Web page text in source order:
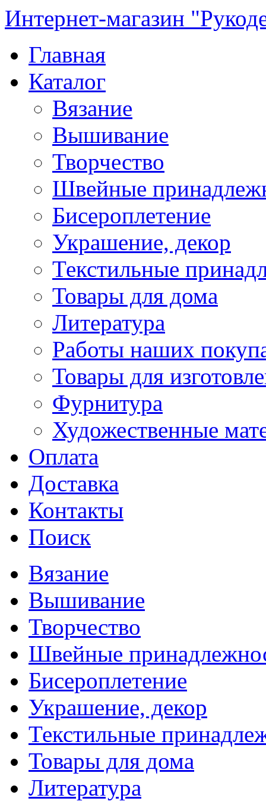
Интернет-магазин
Главная
Каталог
Вязание
Вышивание
Творчество
Швейные
Бисероплетение
Украшение, декор
Текстильные
Товары для дома
Литература
Работы наших
Товары для
Фурнитура
Художественные
Оплата
Доставка
Контакты
Поиск
Вязание
Вышивание
Творчество
Швейные
Бисероплетение
Украшение, декор
Текстильные
Товары для дома
Литература